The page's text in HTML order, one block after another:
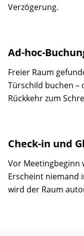
Verzögerung.
Ad-hoc-
Freier Raum
Türschild buchen –
Rückkehr zum
Check-in und
Vor Meetingbeginn
Erscheint niemand
wird der Raum